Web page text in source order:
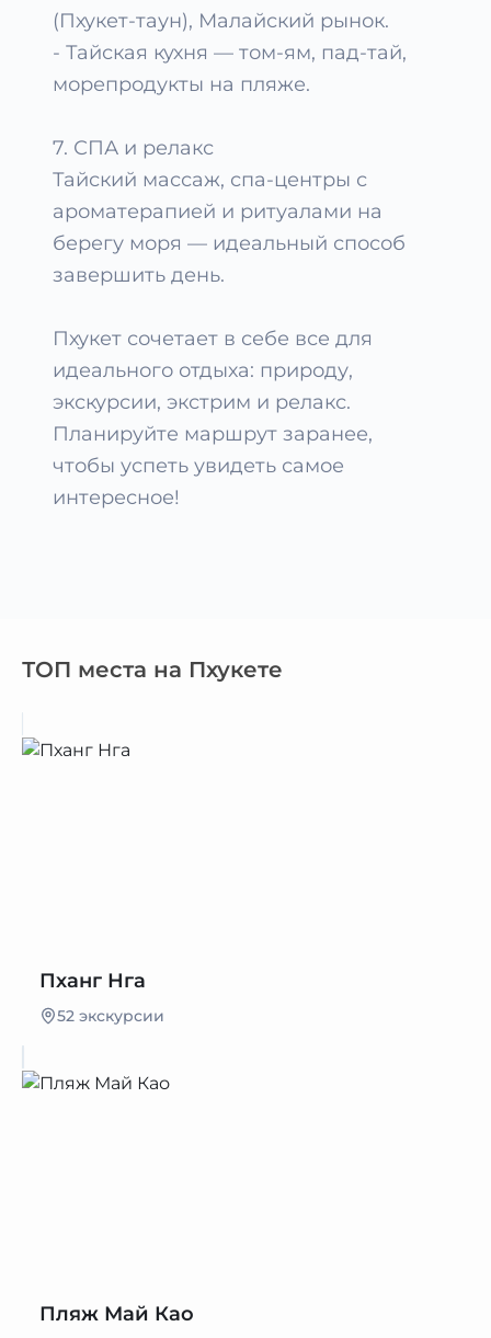
(Пхукет-таун), Малайский рынок.
- Тайская кухня — том-ям, пад-тай,
морепродукты на пляже.
7. СПА и релакс
Тайский массаж, спа-центры с
ароматерапией и ритуалами на
берегу моря — идеальный способ
завершить день.
Пхукет сочетает в себе все для
идеального отдыха: природу,
экскурсии, экстрим и релакс.
Планируйте маршрут заранее,
чтобы успеть увидеть самое
интересное!
ТОП места на Пхукете
Пханг Нга
52 экскурсии
Пляж Май Као